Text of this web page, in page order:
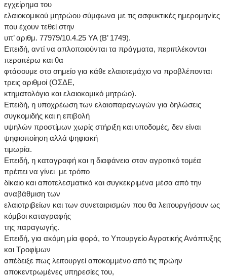
εγχείρημα του
ελαιοκομικού μητρώου σύμφωνα με τις ασφυκτικές ημερομηνίες
που έχουν τεθεί στην
υπ’ αριθμ. 77979/10.4.25 ΥΑ (Β’ 1749).
Επειδή, αντί να απλοποιούνται τα πράγματα, περιπλέκονται
περαιτέρω και θα
φτάσουμε στο σημείο για κάθε ελαιοτεμάχιο να προβλέπονται
τρεις αριθμοί (ΟΣΔΕ,
κτηματολόγιο και ελαιοκομικό μητρώο).
Επειδή, η υποχρέωση των ελαιοπαραγωγών για δηλώσεις
συγκομιδής και η επιβολή
υψηλών προστίμων χωρίς στήριξη και υποδομές, δεν είναι
ψηφιοποίηση αλλά ψηφιακή
τιμωρία.
Επειδή, η καταγραφή και η διαφάνεια στον αγροτικό τομέα
πρέπει να γίνει με τρόπο
δίκαιο και αποτελεσματικό και συγκεκριμένα μέσα από την
αναβάθμιση των
ελαιοτριβείων και των συνεταιρισμών που θα λειτουργήσουν ως
κόμβοι καταγραφής
της παραγωγής.
Επειδή, για ακόμη μία φορά, το Υπουργείο Αγροτικής Ανάπτυξης
και Τροφίμων
απέδειξε πως λειτουργεί αποκομμένο από τις πρώην
αποκεντρωμένες υπηρεσίες του,